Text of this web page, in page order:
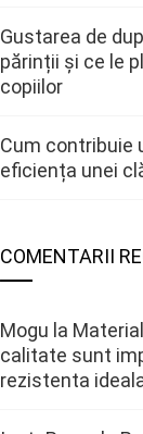
Gustarea de
părinții și ce le
copiilor
Cum contribuie
eficiența unei
COMENTARII
Mogu la
calitate sunt
rezistenta